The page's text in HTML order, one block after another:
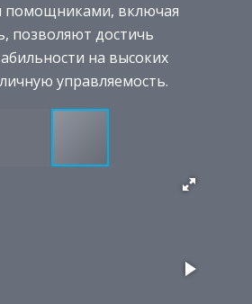
помощниками, включая
позволяют достичь
на высоких
управляемость.